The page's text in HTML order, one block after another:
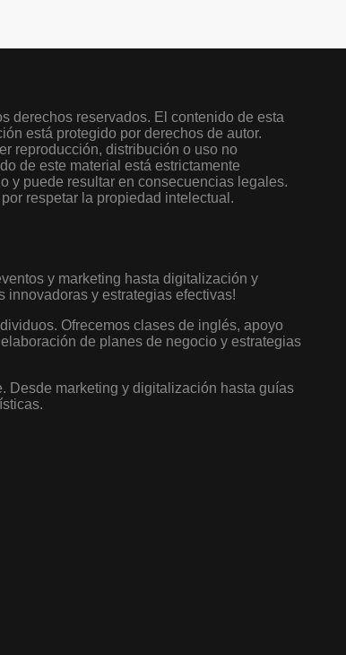
derechos reservados. El contenido de esta
está protegido por derechos de autor.
reproducción, distribución o uso no
de este material está estrictamente
y puede resultar en consecuencias legales.
respetar la propiedad intelectual.
y marketing hasta digitalización y
innovadoras y estrategias efectivas!
Ofrecemos clases de inglés, apoyo
de planes de negocio y estrategias
Desde marketing y digitalización hasta guías